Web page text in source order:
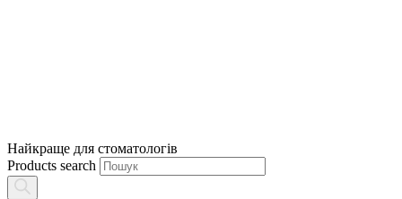
Найкраще для стоматологів
Products search